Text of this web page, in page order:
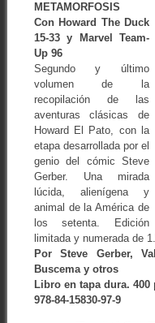
METAMORFOSIS
Con Howard The Duck
15-33 y Marvel Team-
Up 96
Segundo y último
volumen de la
recopilación de las
aventuras clásicas de
Howard El Pato, con la
etapa desarrollada por el
genio del cómic Steve
Gerber. Una mirada
lúcida, alienígena y
animal de la América de
los setenta. Edición
limitada y numerada de
Por Steve Gerber,
Buscema y otros
Libro en tapa dura. 400
978-84-15830-97-9